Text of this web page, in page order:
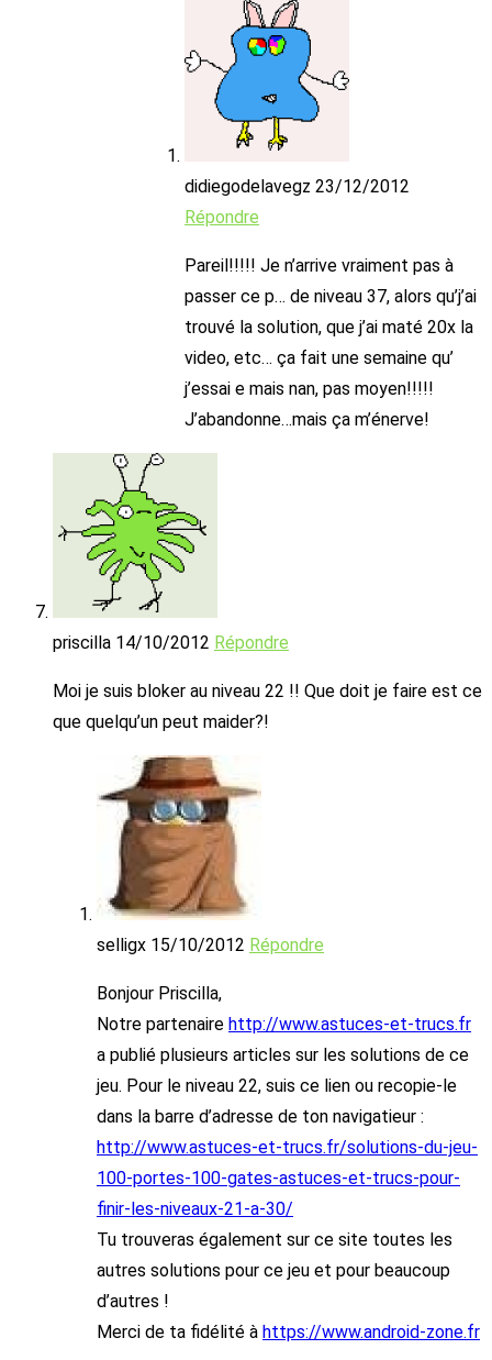
didiegodelavegz 23/12/2012
Répondre
Pareil!!!!! Je n’arrive vraiment pas à
passer ce p… de niveau 37, alors qu’j’ai
trouvé la solution, que j’ai maté 20x la
video, etc… ça fait une semaine qu’
j’essai e mais nan, pas moyen!!!!!
J’abandonne…mais ça m’énerve!
priscilla 14/10/2012 Répondre
Moi je suis bloker au niveau 22 !! Que doit je faire est ce
que quelqu’un peut maider?!
selligx 15/10/2012 Répondre
Bonjour Priscilla,
Notre partenaire http://www.astuces-et-trucs.fr
a publié plusieurs articles sur les solutions de ce
jeu. Pour le niveau 22, suis ce lien ou recopie-le
dans la barre d’adresse de ton navigatieur :
http://www.astuces-et-trucs.fr/solutions-du-jeu-
100-portes-100-gates-astuces-et-trucs-pour-
finir-les-niveaux-21-a-30/
Tu trouveras également sur ce site toutes les
autres solutions pour ce jeu et pour beaucoup
d’autres !
Merci de ta fidélité à https://www.android-zone.fr